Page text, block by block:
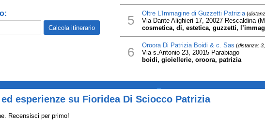
5 Oltre L’Immagine di Guzzetti Patrizia(
Via Dante Alighieri 17, 20027 Rescaldina
cosmetica, di, estetica, guzzetti,
6 Oroora Di Patrizia Boidi & c. Sas (distanza:
Via s.Antonio 23, 20015 Parabiago
boidi, gioiellerie, oroora, patrizia
esperienze su Fioridea Di Sciocco Patrizia
Recensisci per primo!